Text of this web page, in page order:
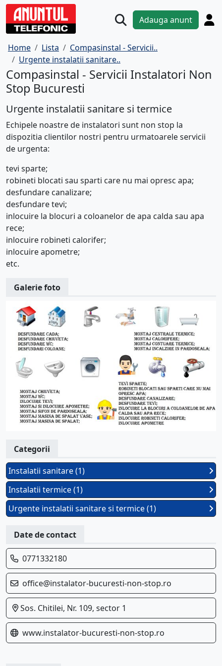
Adauga anunt
Home Lista
Compasinstal - Servicii..
Urgente instalatii sanitare..
Compasinstal - Servicii Instalatori Non
Stop Bucuresti
Urgente instalatii sanitare si termice
Echipele noastre de instalatori sunt non stop la
dispozitia clientilor nostri pentru urmatoarele servicii
de urgenta:
tevi sparte;
robineti blocati sau sparti care nu mai opresc apa;
desfundare canalizare;
desfundare tevi;
inlocuire la blocuri a coloanelor de apa calda sau apa
rece;
inlocuire robineti calorifer;
inlocuire apometre;
etc.
Galerie foto
Categorii
Instalatii sanitare (1)
Instalatii termice (1)
Urgente instalatii sanitare si termice (1)
Date de contact
0771332180
office@instalator-bucuresti-non-stop.ro
Sos. Chitilei, Nr. 109, sector 1
www.instalator-bucuresti-non-stop.ro